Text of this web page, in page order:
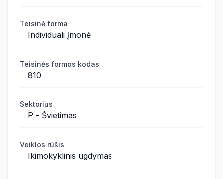
Teisinė forma
Individuali įmonė
Teisinės formos kodas
810
Sektorius
P - Švietimas
Veiklos rūšis
Ikimokyklinis ugdymas